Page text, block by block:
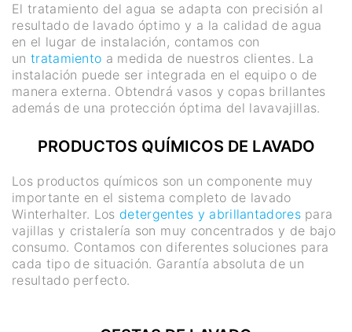
El tratamiento del agua se adapta con precisión al
resultado de lavado óptimo y a la calidad de agua
en el lugar de instalación, contamos con
untratamiento a medida de nuestros clientes. La
instalación puede ser integrada en el equipo o de
manera externa. Obtendrá vasos y copas brillantes
además de una protección óptima del lavavajillas.
PRODUCTOS QUÍMICOS DE LAVADO
Los productos químicos son un componente muy
importante en el sistema completo de lavado
Winterhalter. Los detergentes y abrillantadorespara
vajillas y cristalería son muy concentrados y de bajo
consumo. Contamos con diferentes soluciones para
cada tipo de situación. Garantía absoluta de un
resultado perfecto.